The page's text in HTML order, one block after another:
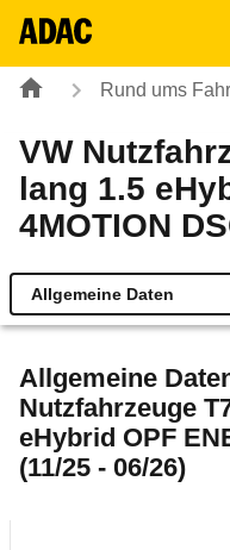
Rund ums
VW
lang 1.5
4MOTION
Allgemeine Daten
Technische Daten
Ähnliche Autotests
Allgemeine
Nutzfahrzeuge
eHybrid OPF
(11/25 - 06/26)